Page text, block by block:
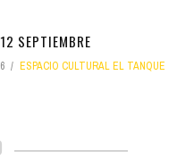
SEPTIEMBRE
ESPACIO CULTURAL EL TANQUE